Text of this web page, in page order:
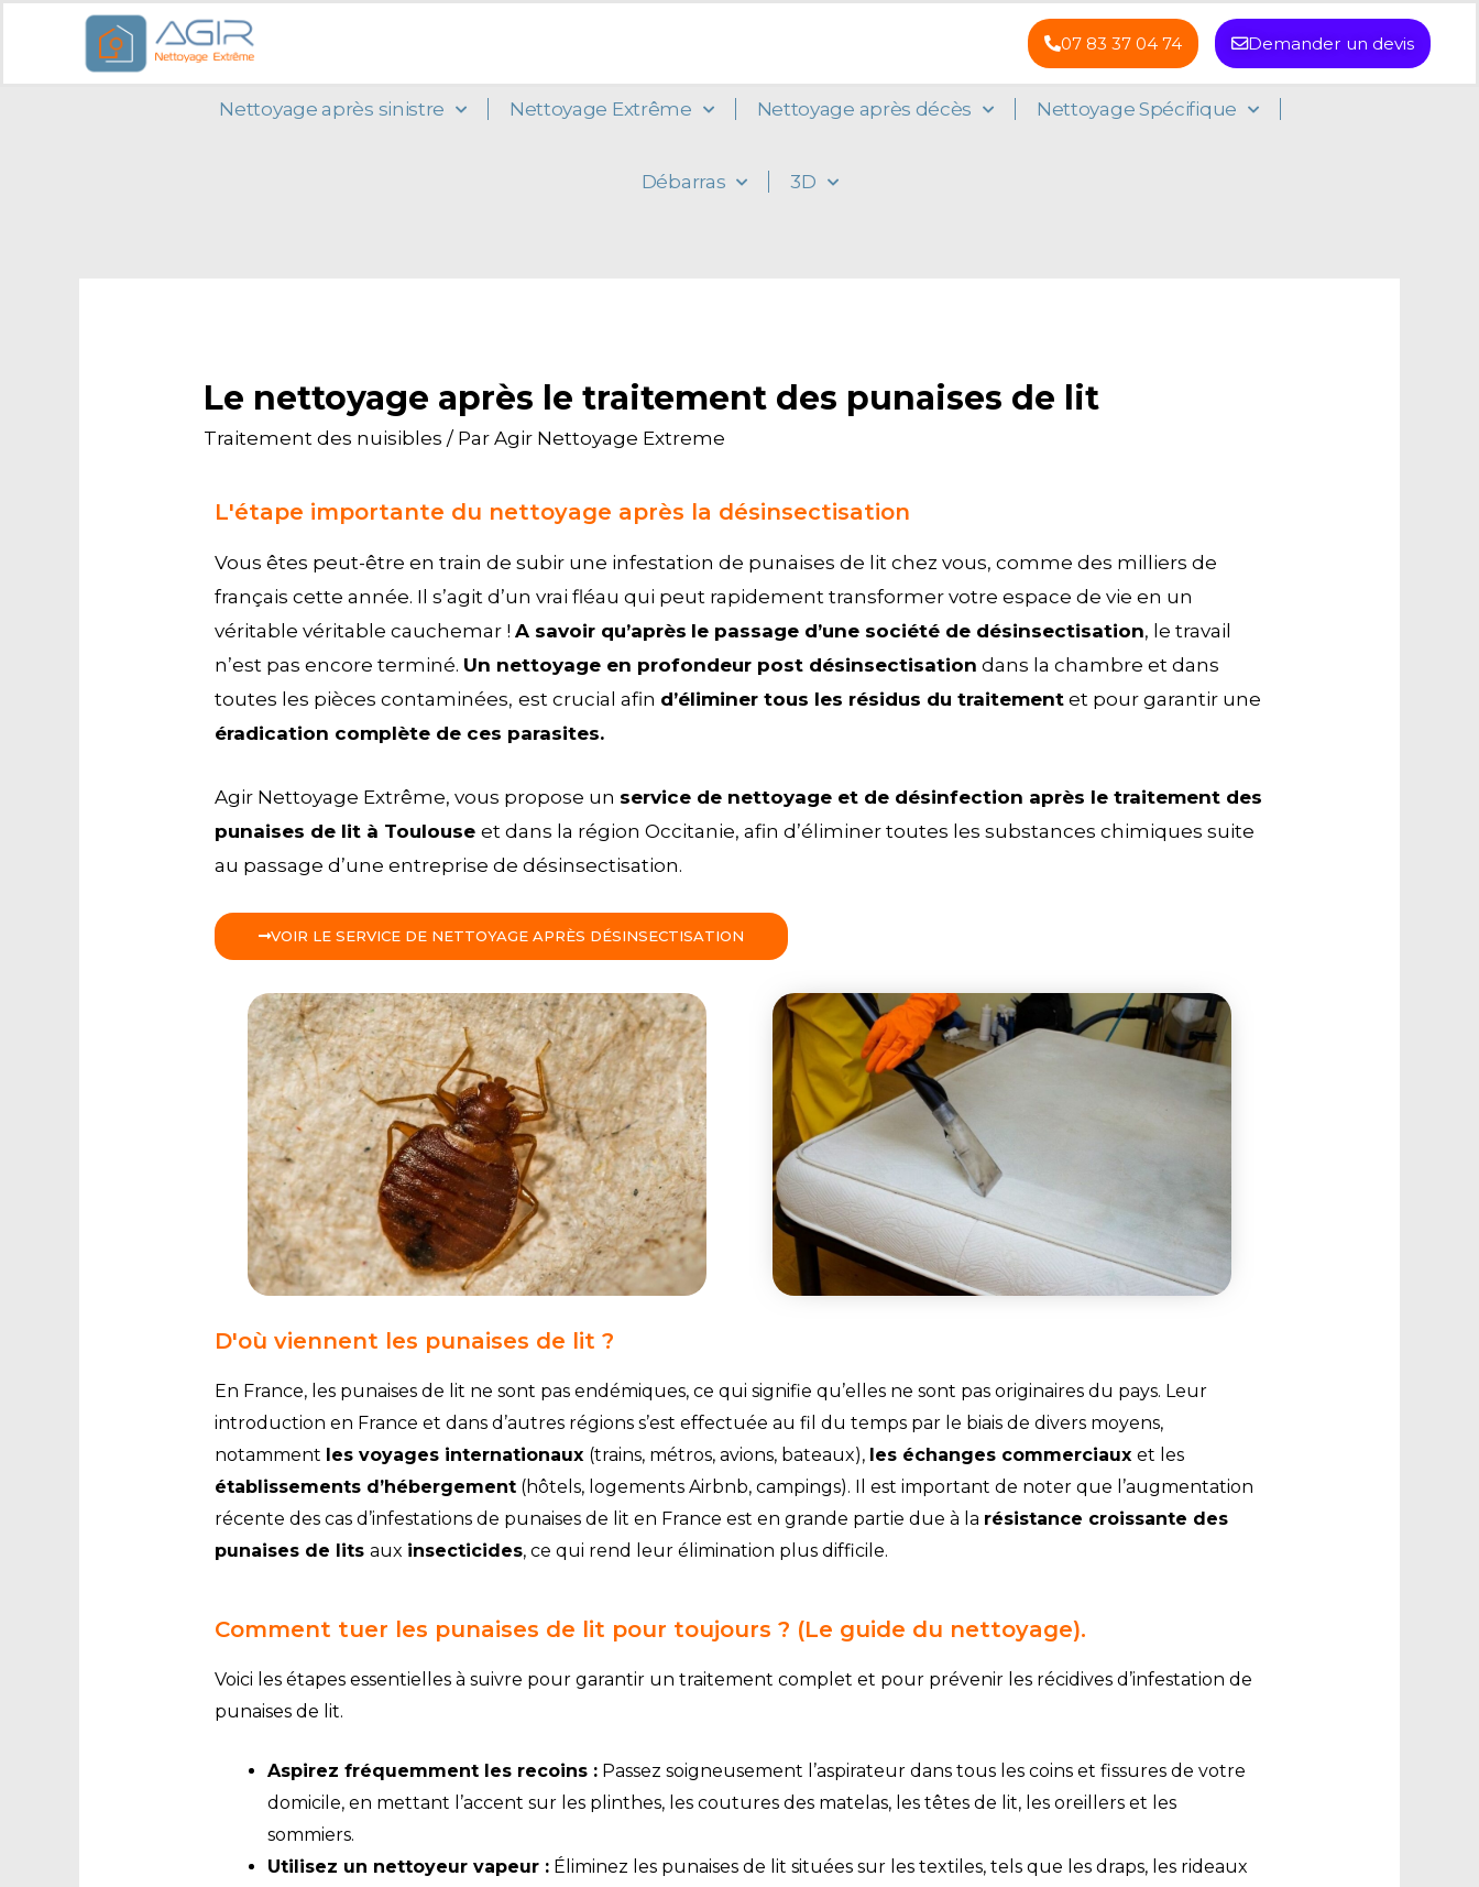
07 83 37 04 74 Demander un devis
Nettoyage après sinistre Nettoyage Extrême Nettoyage après décès Nettoyage Spécifique
Débarras 3D
Le nettoyage après le traitement des punaises de lit
Traitement des nuisibles / ParAgir Nettoyage Extreme
L'étape importante du nettoyage après la désinsectisation
Vous êtes peut-être en train de subir une infestation de punaises de lit chez vous, comme des milliers de
français cette année. Il s’agit d’un vrai fléau qui peut rapidement transformer votre espace de vie en un
véritable véritable cauchemar !A savoir qu’après le passage d’une société de désinsectisation, le travail
n’est pas encore terminé. Un nettoyage en profondeur post désinsectisation dans la chambre et dans
toutes les pièces contaminées, est crucial afin d’éliminer tous les résidus du traitement et pour garantir une
éradication complète de ces parasites.
Agir Nettoyage Extrême, vous propose un service de nettoyage et de désinfection après le traitement des
punaises de lit à Toulouseet dans la région Occitanie, afin d’éliminer toutes les substances chimiques suite
au passage d’une entreprise de désinsectisation.
VOIR LE SERVICE DE NETTOYAGE APRÈS DÉSINSECTISATION
D'où viennent les punaises de lit ?
En France, les punaises de lit ne sont pas endémiques, ce qui signifie qu’elles ne sont pas originaires du pays. Leur
introduction en France et dans d’autres régions s’est effectuée au fil du temps par le biais de divers moyens,
notamment les voyages internationaux (trains, métros, avions, bateaux), les échanges commerciauxet les
établissements d’hébergement (hôtels, logements Airbnb, campings). Il est important de noter que l’augmentation
récente des cas d’infestations de punaises de lit en France est en grande partie due à la résistance croissante des
punaises de litsaux insecticides, ce qui rend leur élimination plus difficile.
Comment tuer les punaises de lit pour toujours ? (Le guide du nettoyage).
Voici les étapes essentielles à suivre pour garantir un traitement complet et pour prévenir les récidives d’infestation de
punaises de lit.
Aspirez fréquemment les recoins : Passez soigneusement l’aspirateur dans tous les coins et fissures de votre
domicile, en mettant l’accent sur les plinthes, les coutures des matelas, les têtes de lit, les oreillers et les
sommiers.
Utilisez un nettoyeur vapeur : Éliminez les punaises de lit situées sur les textiles, tels que les draps, les rideaux